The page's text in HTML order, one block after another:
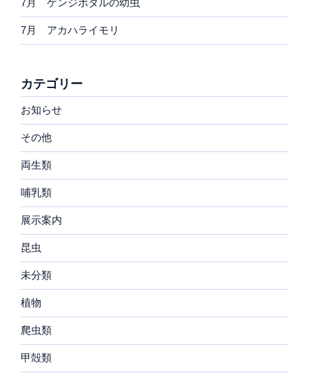
7月 ゲンジボタルの幼虫
7月 アカハライモリ
カテゴリー
お知らせ
その他
両生類
哺乳類
展示案内
昆虫
未分類
植物
爬虫類
甲殻類